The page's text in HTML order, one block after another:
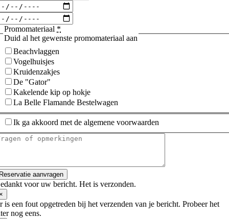
Promomateriaal *
Duid al het gewenste promomateriaal aan
Beachvlaggen
Vogelhuisjes
Kruidenzakjes
De "Gator"
Kakelende kip op hokje
La Belle Flamande Bestelwagen
Ik ga akkoord met de algemene voorwaarden
aanvragen
voor uw bericht. Het is verzonden.
is een fout opgetreden bij het verzenden van je bericht. Probeer het
nog eens.